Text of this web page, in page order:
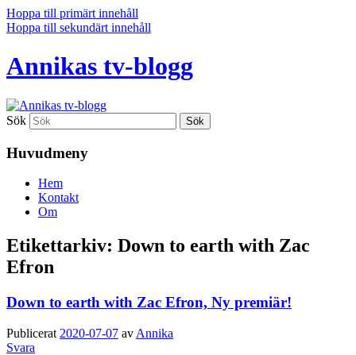
Hoppa till primärt innehåll
Hoppa till sekundärt innehåll
Annikas tv-blogg
Sök
Huvudmeny
Hem
Kontakt
Om
Etikettarkiv: Down to earth with Zac
Efron
Down to earth with Zac Efron, Ny premiär!
Publicerat 2020-07-07 av Annika
Svara